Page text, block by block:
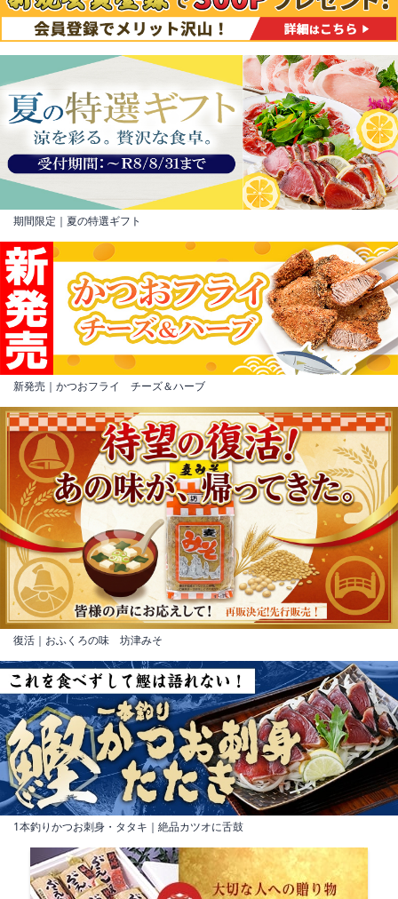
期間限定｜夏の特選ギフト
新発売｜かつおフライ チーズ＆ハーブ
復活｜おふくろの味 坊津みそ
1本釣りかつお刺身・タタキ｜絶品カツオに舌鼓